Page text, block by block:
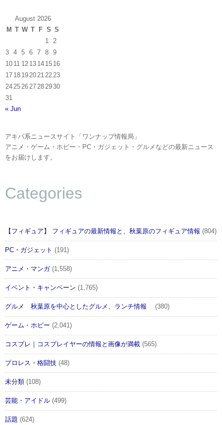
August 2026
M T W T F S S
1
2
3
4 5 6 7 8
9
10 11 12 13 14 15 16
17 18 1920212223
24252627282930
31
« Jun
アキバ系ニュースサイト「ワンナップ情報局」
アニメ・ゲーム・ホビー・PC・ガジェット・グルメなどの最新ニュース
をお届けします。
Categories
【フィギュア】 フィギュアの最新情報と、秋葉原のフィギュア情報 (804)
PC・ガジェット (191)
アニメ・マンガ(1,558)
イベント・キャンペーン (1,765)
グルメ 秋葉原を中心としたグルメ、ランチ情報 (380)
ゲーム・ホビー (2,041)
コスプレ｜コスプレイヤーの情報と画像が満載 (565)
プロレス・格闘技 (48)
未分類 (108)
芸能・アイドル (499)
話題 (624)